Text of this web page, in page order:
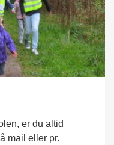
er du altid
mail eller pr.